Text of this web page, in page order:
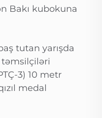
Bakı kubokuna
tutan yarışda
təmsilçiləri
3) 10 metr
medal